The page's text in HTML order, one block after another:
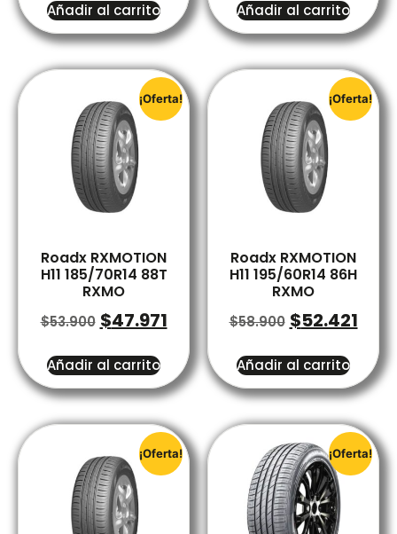
Añadir al carrito Añadir al carrito
¡Oferta!
Roadx RXMOTION
H11 185/70R14 88T
RXMO
$53.900 $47.971
Añadir al carrito
¡Oferta!
Roadx RXMOTION
H11 195/60R14 86H
RXMO
$58.900 $52.421
Añadir al carrito
¡Oferta! ¡Oferta!